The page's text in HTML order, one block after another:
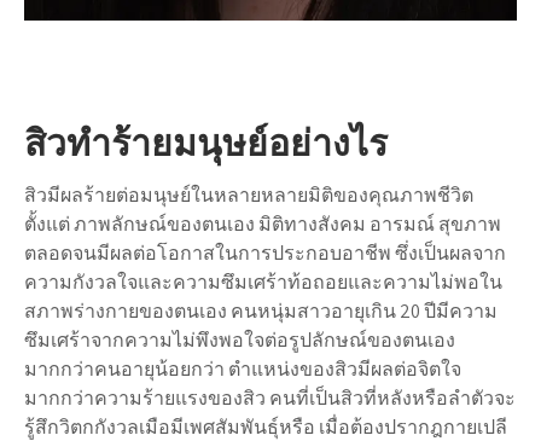
สิวทำร้ายมนุษย์อย่างไร
สิวมีผลร้ายต่อมนุษย์ในหลายหลายมิติของคุณภาพชีวิต
ตั้งแต่ ภาพลักษณ์ของตนเอง มิติทางสังคม อารมณ์ สุขภาพ
ตลอดจนมีผลต่อโอกาสในการประกอบอาชีพ ซึ่งเป็นผลจาก
ความกังวลใจและความซึมเศร้าท้อถอยและความไม่พอใน
สภาพร่างกายของตนเอง คนหนุ่มสาวอายุเกิน 20 ปีมีความ
ซึมเศร้าจากความไม่พึงพอใจต่อรูปลักษณ์ของตนเอง
มากกว่าคนอายุน้อยกว่า ตำแหน่งของสิวมีผลต่อจิตใจ
มากกว่าความร้ายแรงของสิว คนที่เป็นสิวที่หลังหรือลำตัวจะ
รู้สึกวิตกกังวลเมือมีเพศสัมพันธุ์หรือ เมื่อต้องปรากฎกายเปลี